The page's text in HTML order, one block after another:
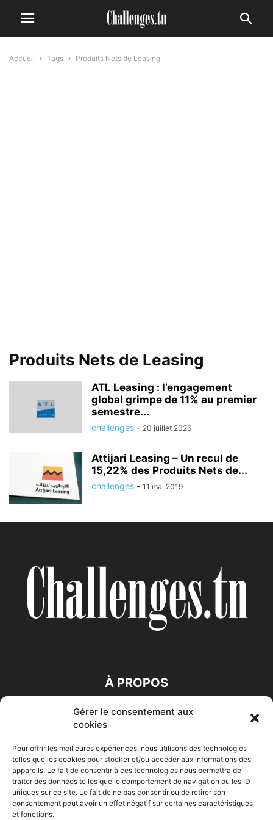
Gérer le consentement aux
cookies
Pour offrir les meilleures expériences, nous utilisons des technologies
telles que les cookies pour stocker et/ou accéder aux informations des
appareils. Le fait de consentir à ces technologies nous permettra de
traiter des données telles que le comportement de navigation ou les ID
uniques sur ce site. Le fait de ne pas consentir ou de retirer son
consentement peut avoir un effet négatif sur certaines caractéristiques
et fonctions.
Accueil Tags Produits Nets de Leasing
Produits Nets de Leasing
ATL Leasing : l’engagement
global grimpe de 11% au premier
semestre...
challenges - 20 juillet 2026
Attijari Leasing – Un recul de
15,22% des Produits Nets de...
challenges - 11 mai 2019
À PROPOS
SUIVEZ NOUS
Accueil Economie Entreprises Entrepreneur Afrique